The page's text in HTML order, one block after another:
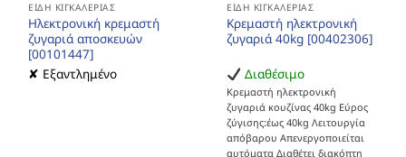
ΕΊΔΗ ΚΙΓΚΑΛΕΡΊΑΣ
Ηλεκτρονική κρεμαστή
ζυγαριά αποσκευών
[00101447]
✘ Εξαντλημένο
ΕΊΔΗ ΚΙΓΚΑΛΕΡΊΑΣ
Κρεμαστή ηλεκτρονική
ζυγαριά 40kg [00402306]
Διαθέσιμο
Κρεμαστή ηλεκτρονική
ζυγαριά κουζίνας 40kg Εύρος
ζύγισης:έως 40kg Λειτουργία
απόβαρου Απενεργοποιείται
αυτόματα Διαθέτει διακόπτη